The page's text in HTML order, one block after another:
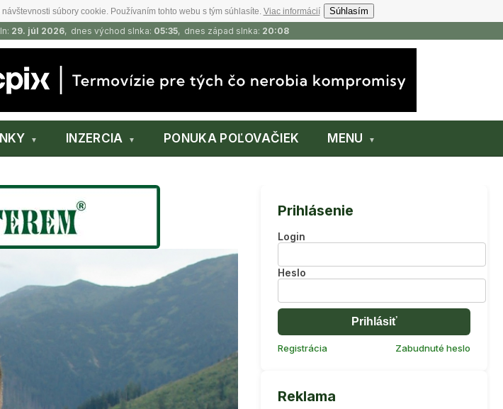
súbory cookie. Používaním tohto webu s tým súhlasíte. Viac informácií
Súhlasím
29. júl 2026, dnes východ slnka: 05:35, dnes západ slnka: 20:08
INZERCIA PONUKA POĽOVAČIEK MENU
Prihlásenie
Login
Heslo
Prihlásiť
Registrácia Zabudnuté heslo
Reklama